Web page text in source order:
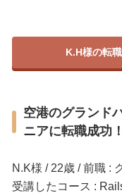
K.H様の転
空港のグランド
ニアに転職成功！
N.K様 / 22歳 / 前職 :
受講したコース :